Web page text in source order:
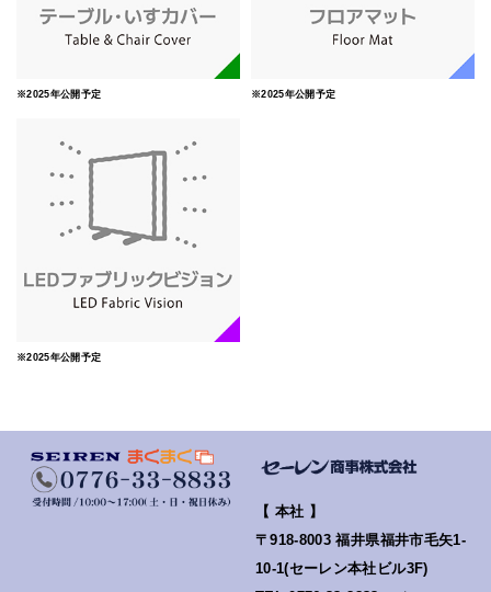
※2025年公開予定 ※2025年公開予定
※2025年公開予定
【 本社 】
〒918-8003 福井県福井市毛矢1-
10-1(セーレン本社ビル3F)